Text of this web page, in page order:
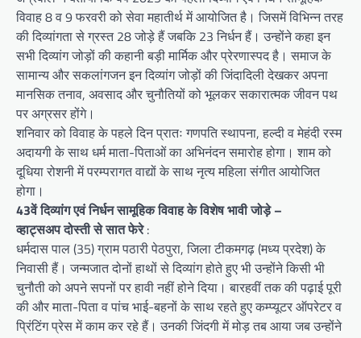
विवाह 8 व 9 फरवरी को सेवा महातीर्थ में आयोजित है। जिसमें विभिन्न तरह
की दिव्यांगता से ग्रस्त 28 जोड़े हैं जबकि 23 निर्धन हैं। उन्होंने कहा इन
सभी दिव्यांग जोड़ों की कहानी बड़ी मार्मिक और प्रेरणास्पद है। समाज के
सामान्य और सकलांगजन इन दिव्यांग जोड़ों की जिंदादिली देखकर अपना
मानसिक तनाव, अवसाद और चुनौतियों को भूलकर सकारात्मक जीवन पथ
पर अग्रसर होंगे।
शनिवार को विवाह के पहले दिन प्रातः गणपति स्थापना, हल्दी व मेहंदी रस्म
अदायगी के साथ धर्म माता-पिताओं का अभिनंदन समारोह होगा। शाम को
दूधिया रोशनी में परम्परागत वाद्यों के साथ नृत्य महिला संगीत आयोजित
होगा।
43वें दिव्यांग एवं निर्धन सामूहिक विवाह के विशेष भावी जोड़े –
व्हाट्सअप दोस्ती से सात फेरे:
धर्मदास पाल (35) ग्राम पठारी पेठपुरा, जिला टीकमगढ़ (मध्य प्रदेश) के
निवासी हैं। जन्मजात दोनों हाथों से दिव्यांग होते हुए भी उन्होंने किसी भी
चुनौती को अपने सपनों पर हावी नहीं होने दिया। बारहवीं तक की पढ़ाई पूरी
की और माता-पिता व पांच भाई-बहनों के साथ रहते हुए कम्प्यूटर ऑपरेटर व
प्रिंटिंग प्रेस में काम कर रहे हैं। उनकी जिंदगी में मोड़ तब आया जब उन्होंने